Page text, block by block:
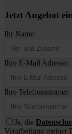
Jetzt Angebot
Ihr Name:
Ihre E-Mail Adresse:
Ihre Telefonnummer:
Ja, die
Verarbeitung meiner